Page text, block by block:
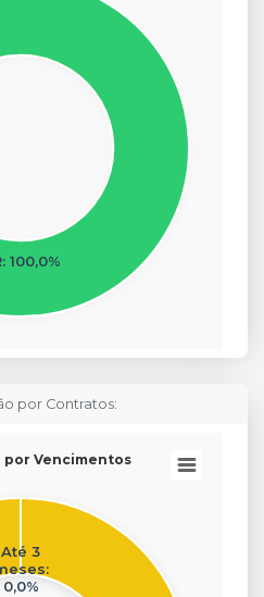
100,0%
por Contratos:
Vencimentos
Até 3
0,0%